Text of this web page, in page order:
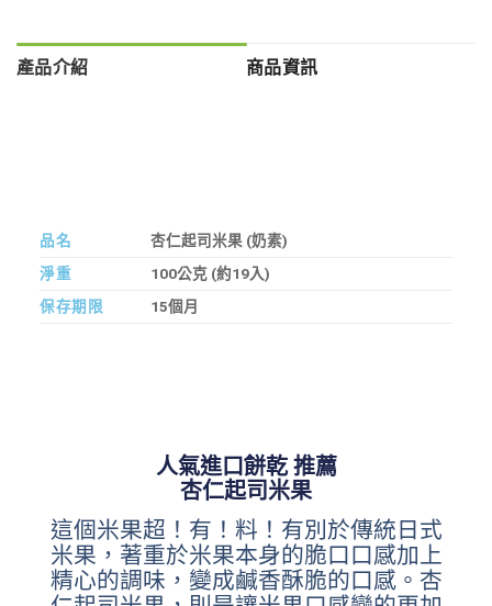
產品介紹 商品資訊
品名
杏仁起司米果 (奶素)
淨重
100公克 (約19入)
保存期限
15個月
人氣進口餅乾 推薦
杏仁起司米果
這個米果超！有！料！有別於傳統日式
米果，著重於米果本身的脆口口感加上
精心的調味，變成鹹香酥脆的口感。杏